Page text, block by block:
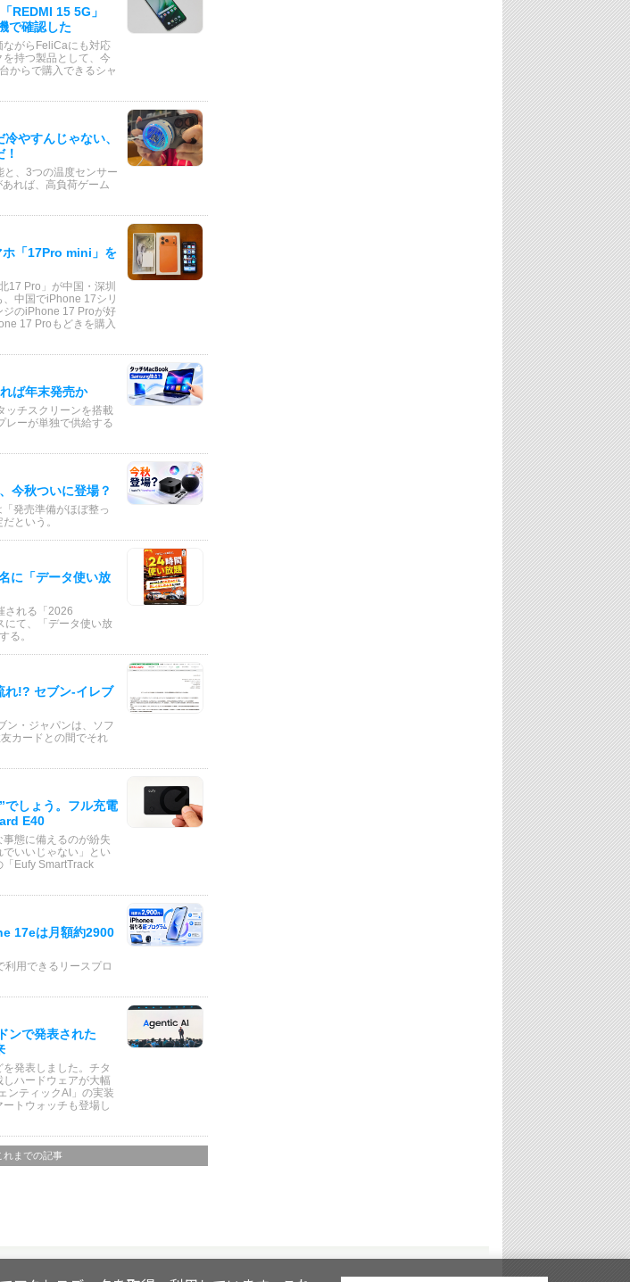
REDMI 15 5G」
で確認した
ながらFeliCaにも対応
持つ製品として、今
からで購入できるシャ
やすんじゃない、
、3つの温度センサー
れば、高負荷ゲーム
「17Pro mini」を
17 Pro」が中国・深圳
中国でiPhone 17シリ
ジのiPhone 17 Proが好
17 Proもどきを購入
ば年末発売か
ッチスクリーンを搭載
レーが単独で供給する
今秋ついに登場？
発売準備がほぼ整っ
という。
に「データ使い放
される「2026
にて、「データ使い放
る。
れ!? セブン-イレブ
ン・ジャパンは、ソフ
カードとの間でそれ
でしょう。フル充電
E40
態に備えるのが紛失
いいじゃない」とい
Eufy SmartTrack
17eは月額約2900
用できるリースプロ
ンで発表された
発表しました。チタ
ハードウェアが大幅
ンティックAI」の実装
トウォッチも登場し
れまでの記事